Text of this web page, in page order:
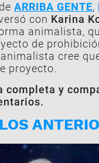
ARRIBA GENTE,
con Karina
animalista,
de
cree
proyecto.
completa y